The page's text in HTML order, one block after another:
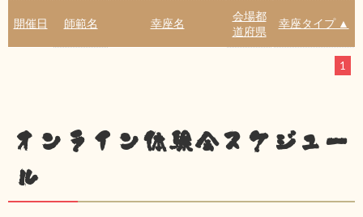
開催日 師範名 幸座名
会場都
道府県
幸座タイプ ▲
1
オンライン体験会スケジュー
ル